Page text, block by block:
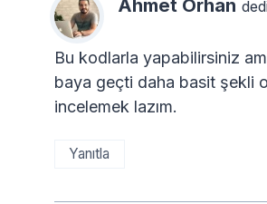
Ahmet Orhan
Bu kodlarla yapabilirsiniz
baya geçti daha basit şekli
incelemek lazım.
Yanıtla